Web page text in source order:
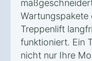
Wartungspakete
Treppenlift
funktioniert. Ein
nicht nur Ihre